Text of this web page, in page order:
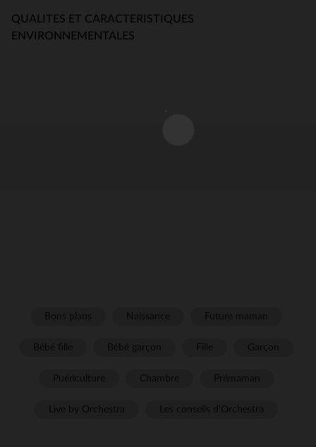
QUALITES ET CARACTERISTIQUES
ENVIRONNEMENTALES